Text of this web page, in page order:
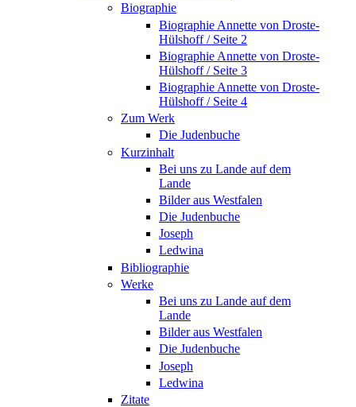
Biographie
Biographie Annette von Droste-
Hülshoff / Seite 2
Biographie Annette von Droste-
Hülshoff / Seite 3
Biographie Annette von Droste-
Hülshoff / Seite 4
Zum Werk
Die Judenbuche
Kurzinhalt
Bei uns zu Lande auf dem
Lande
Bilder aus Westfalen
Die Judenbuche
Joseph
Ledwina
Bibliographie
Werke
Bei uns zu Lande auf dem
Lande
Bilder aus Westfalen
Die Judenbuche
Joseph
Ledwina
Zitate